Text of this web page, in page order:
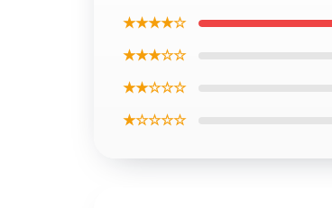
★★★★☆
★★★☆☆
★★☆☆☆
★☆☆☆☆